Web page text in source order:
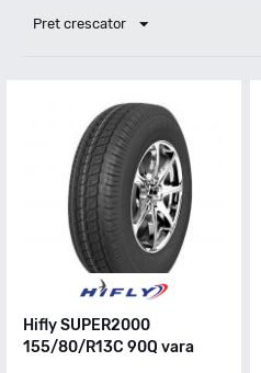
Pret crescator
Hifly SUPER2000
155/80/R13C 90Q vara